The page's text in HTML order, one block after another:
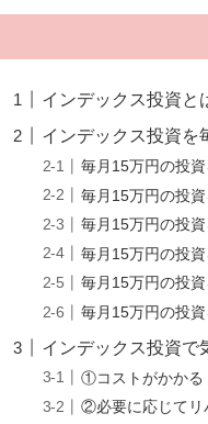
インデックス投資と
インデックス投資を
毎月15万円の投
毎月15万円の投
毎月15万円の投
毎月15万円の投
毎月15万円の投
毎月15万円の投
インデックス投資で
①コストがかかる
②必要に応じてリ